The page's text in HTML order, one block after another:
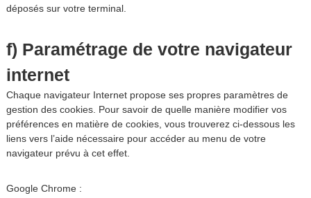
déposés sur votre terminal.
f) Paramétrage de votre navigateur
internet
Chaque navigateur Internet propose ses propres paramètres de
gestion des cookies. Pour savoir de quelle manière modifier vos
préférences en matière de cookies, vous trouverez ci-dessous les
liens vers l’aide nécessaire pour accéder au menu de votre
navigateur prévu à cet effet.
Google Chrome :